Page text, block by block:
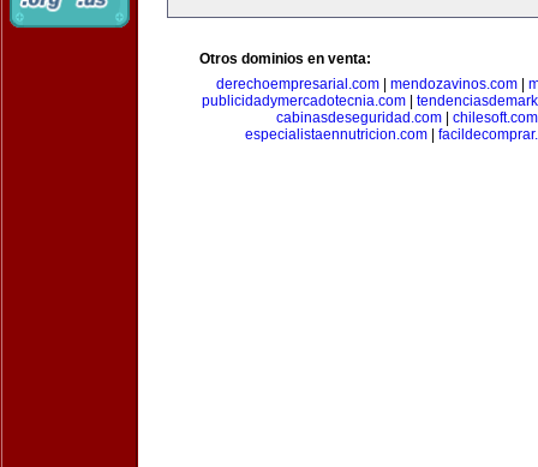
Otros dominios en venta:
derechoempresarial.com
mendozavinos.com
publicidadymercadotecnia.com|
cabinasdeseguridad.com| chilesoft.com
especialistaennutricion.com|